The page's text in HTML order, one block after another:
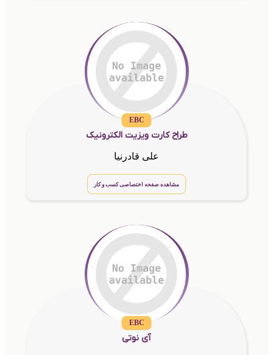
EBC
طراح کارت ویزیت الکترونیک
علی قادرنیا
مشاهده صفحه اختصاصی کسب و کار
EBC
آی نوتی